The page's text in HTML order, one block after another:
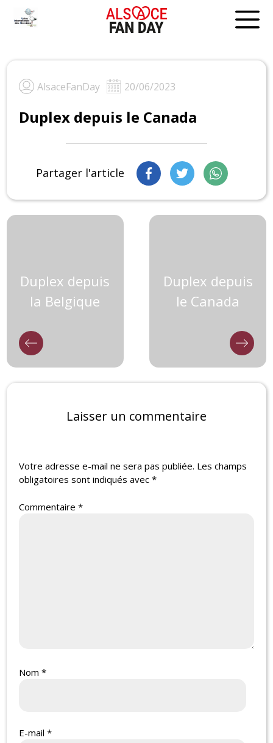
AlsaceFanDay 20/06/2023
Duplex depuis le Canada
Partager l'article
Duplex depuis
la Belgique
Duplex depuis
le Canada
Laisser un commentaire
Votre adresse e-mail ne sera pas publiée. Les champs
obligatoires sont indiqués avec*
Commentaire*
Nom*
E-mail*